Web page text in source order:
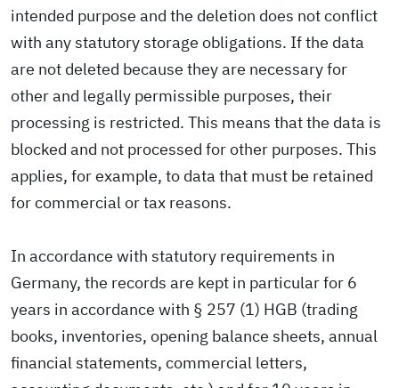
intended purpose and the deletion does not conflict
with any statutory storage obligations. If the data
are not deleted because they are necessary for
other and legally permissible purposes, their
processing is restricted. This means that the data is
blocked and not processed for other purposes. This
applies, for example, to data that must be retained
for commercial or tax reasons.
In accordance with statutory requirements in
Germany, the records are kept in particular for 6
years in accordance with § 257 (1) HGB (trading
books, inventories, opening balance sheets, annual
financial statements, commercial letters,